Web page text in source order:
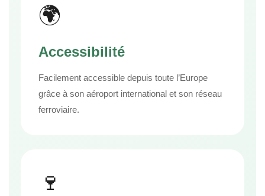
🌍
Accessibilité
Facilement accessible depuis toute l’Europe
grâce à son aéroport international et son réseau
ferroviaire.
🍷